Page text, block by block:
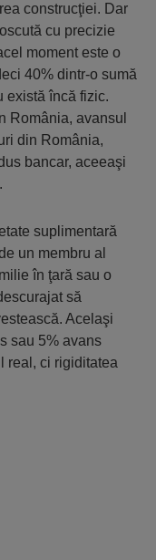
construcţiei. Dar
cu precizie
moment este o
40% dintr-o sumă
există încă fizic.
România, avansul
din România,
bancar, aceeaşi
suplimentară
un membru al
în ţară sau o
să
Acelaşi
sau 5% avans
real, ci rigiditatea